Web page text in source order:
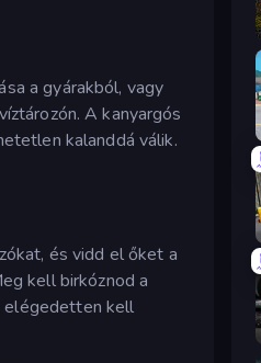
a gyárakból, vagy
A kanyargós
kalanddá válik.
és vidd el őket a
kell birkóznod a
elégedetten kell